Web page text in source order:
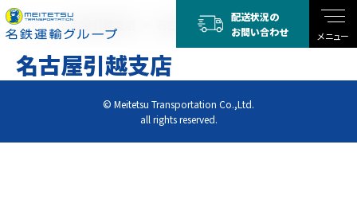
メニュー
配送状況の
お問い合わせ
TOP 名古屋引越支店 名古屋引越支店
名古屋引越支店
© Meitetsu Transportation Co.,Ltd.
all rights reserved.